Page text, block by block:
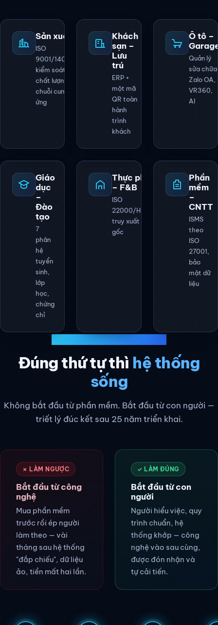
Sản xuất
ISO
9001/14001,
kiểm soát
chất lượng
chuỗi cung
ứng
Khách
sạn –
Lưu
trú
ERP +
một mã
QR toàn
hành
trình
khách
Ô tô –
Quản lý
sửa
Zalo OA,
VR360,
AI
Giáo
dục
–
Đào
tạo
7
phân
hệ
tuyển
sinh,
lớp
học,
chứng
chỉ
Thực phẩm
– F&B
ISO
22000/HACCP,
truy xuất nguồn
gốc
Phần
mềm
–
CNTT
ISMS
theo
ISO
27001,
bảo
mật dữ
liệu
Đúng thứ tự thì hệ thống
sống
Không bắt đầu từ phần mềm. Bắt đầu từ con người —
triết lý đúc kết sau 25 năm triển khai.
✗ LÀM NGƯỢC
Bắt đầu từ công
nghệ
Mua phần mềm
trước rồi ép người
làm theo — vài
tháng sau hệ thống
"đắp chiếu", dữ liệu
ảo, tiền mất hai lần.
✓ LÀM ĐÚNG
Bắt đầu từ con
người
Người hiểu việc, quy
trình chuẩn, hệ
thống khớp — công
nghệ vào sau cùng,
được đón nhận và
tự cải tiến.